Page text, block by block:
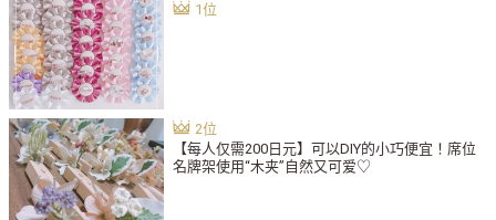
【每人仅需200日元】可以DIY的小巧便宜！席位
名牌架使用“木夹”自然又可爱♡